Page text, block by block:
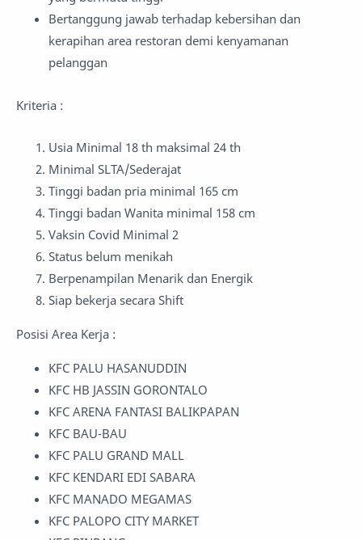
Bertanggung jawab terhadap kebersihan dan
kerapihan area restoran demi kenyamanan
pelanggan
Kriteria :
Usia Minimal 18 th maksimal 24 th
Minimal SLTA/Sederajat
Tinggi badan pria minimal 165 cm
Tinggi badan Wanita minimal 158 cm
Vaksin Covid Minimal 2
Status belum menikah
Berpenampilan Menarik dan Energik
Siap bekerja secara Shift
Posisi Area Kerja :
KFC PALU HASANUDDIN
KFC HB JASSIN GORONTALO
KFC ARENA FANTASI BALIKPAPAN
KFC BAU-BAU
KFC PALU GRAND MALL
KFC KENDARI EDI SABARA
KFC MANADO MEGAMAS
KFC PALOPO CITY MARKET